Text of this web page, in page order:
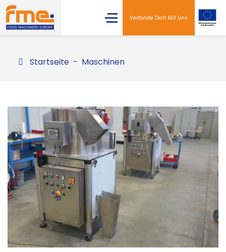
Verbinde Dich Mit Uns
Startseite Maschinen